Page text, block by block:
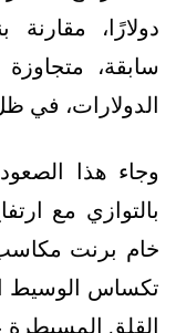
سابقة،
الدولارات، في
وجاء هذا
بالتوازي مع
خام برنت
تكساس الوسيط
القلق